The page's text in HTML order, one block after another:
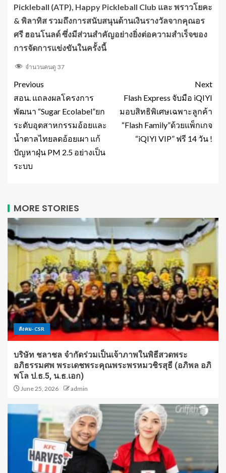
Pickleball (ATP), Happy Pickleball Club และ พราวโยคะ
& พิลาทิส รวมถึงการสนับสนุนด้านเงินรางวัลจากคุณอร
ศรี ฮอนโนลด์ ซึ่งมีส่วนสำคัญอย่างยิ่งต่อความสำเร็จของ
การจัดการแข่งขันในครั้งนี้
จำนวนคนดู 37
Previous
สอน. แถลงผลโครงการ
พัฒนา “Sugar Ecolabel”ยก
ระดับอุตสาหกรรมอ้อยและ
น้ำตาลไทยลดอ้อยเผา แก้
ปัญหาฝุ่น PM 2.5 อย่างเป็น
ระบบ
Next
Flash Express จับมือ iQIYI
มอบสิทธิพิเศษเฉพาะลูกค้า
“Flash Family”ด้วยแพ็กเกจ
“iQIYI VIP” ฟรี 14 วัน !
MORE STORIES
สังคม-CSR
บริษัท ชลาชล จำกัดร่วมเป็นเจ้าภาพในพิธีสวดพระ
อภิธรรมศพ พระเดชพระคุณพระพรหมวชิรสุธี (อภิพล อภิ
พโล ป.ธ.5, น.ธ.เอก)
June 25, 2026 admin